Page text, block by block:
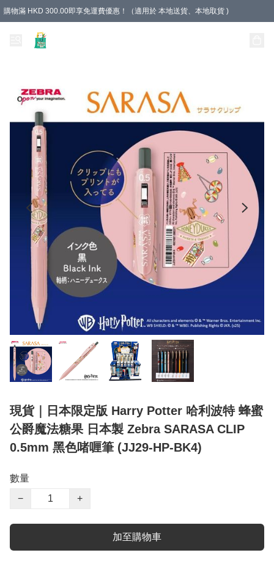
購物滿 HKD 300.00即享免運費優惠！（適用於 本地送貨、本地取貨 )
現貨｜日本限定版 Harry Potter 哈利波特 蜂蜜
公爵魔法糖果 日本製 Zebra SARASA CLIP
0.5mm 黑色啫喱筆 (JJ29-HP-BK4)
數量
−
+
加至購物車